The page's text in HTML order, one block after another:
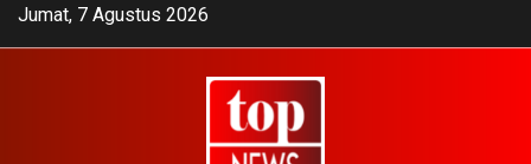
SkipJumat, 7 Agustus 2026